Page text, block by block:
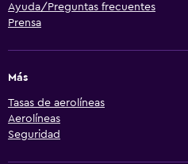
Ayuda/Preguntas frecuentes
Prensa
Más
Tasas de aerolíneas
Aerolíneas
Seguridad